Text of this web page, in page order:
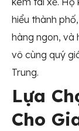
hiểu thành
hàng ngon, và
vô cùng quý
Trung.
Lựa
Cho